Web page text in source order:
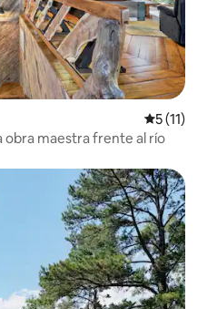
5 (11)
obra maestra frente al río